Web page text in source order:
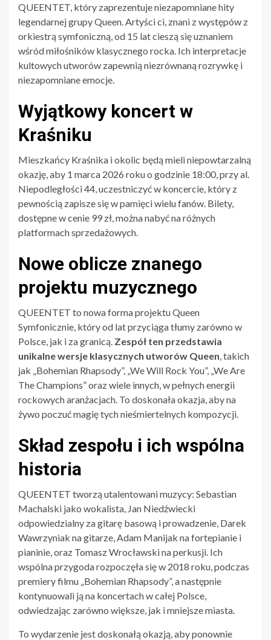
QUEENTET, który zaprezentuje niezapomniane hity
legendarnej grupy Queen. Artyści ci, znani z występów z
orkiestrą symfoniczną, od 15 lat cieszą się uznaniem
wśród miłośników klasycznego rocka. Ich interpretacje
kultowych utworów zapewnią niezrównaną rozrywkę i
niezapomniane emocje.
Wyjątkowy koncert w
Kraśniku
Mieszkańcy Kraśnika i okolic będą mieli niepowtarzalną
okazję, aby 1 marca 2026 roku o godzinie 18:00, przy al.
Niepodległości 44, uczestniczyć w koncercie, który z
pewnością zapisze się w pamięci wielu fanów. Bilety,
dostępne w cenie 99 zł, można nabyć na różnych
platformach sprzedażowych.
Nowe oblicze znanego
projektu muzycznego
QUEENTET to nowa forma projektu Queen
Symfonicznie, który od lat przyciąga tłumy zarówno w
Polsce, jak i za granicą. Zespół ten przedstawia
unikalne wersje klasycznych utworów Queen , takich
jak „Bohemian Rhapsody”, „We Will Rock You”, „We Are
The Champions” oraz wiele innych, w pełnych energii
rockowych aranżacjach. To doskonała okazja, aby na
żywo poczuć magię tych nieśmiertelnych kompozycji.
Skład zespołu i ich wspólna
historia
QUEENTET tworzą utalentowani muzycy: Sebastian
Machalski jako wokalista, Jan Niedźwiecki
odpowiedzialny za gitarę basową i prowadzenie, Darek
Wawrzyniak na gitarze, Adam Manijak na fortepianie i
pianinie, oraz Tomasz Wrocławski na perkusji. Ich
wspólna przygoda rozpoczęła się w 2018 roku, podczas
premiery filmu „Bohemian Rhapsody”, a następnie
kontynuowali ją na koncertach w całej Polsce,
odwiedzając zarówno większe, jak i mniejsze miasta.
To wydarzenie jest doskonałą okazją, aby ponownie